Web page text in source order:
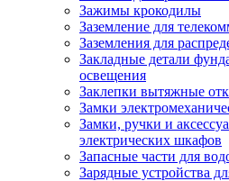
Зажимы крокодилы
Заземление для
Заземления для
Закладные детали
освещения
Заклепки вытяжные
Замки
Замки, ручки и
электрических шкафов
Запасные части для
Зарядные устройства